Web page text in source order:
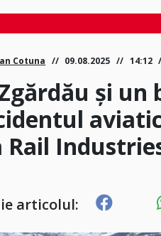
Cotuna 09.08.2025 14:12
și un
Rail
articolul: